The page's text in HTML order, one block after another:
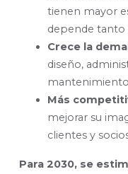
tienen mayor
depende tanto
Crece la
diseño,
Más
mejorar su
clientes y
Para 2030, se